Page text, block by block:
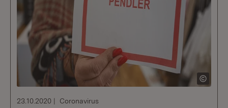
23.10.2020 Coronavirus